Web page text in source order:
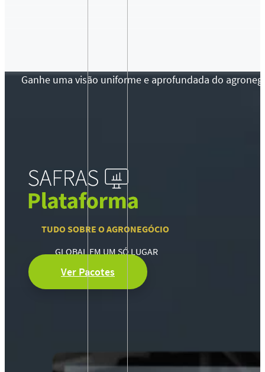
Ganhe uma visão uniforme e aprofundada do
TUDO SOBRE O AGRONEGÓCIO
GLOBAL EM UM SÓ LUGAR
Ver Pacotes